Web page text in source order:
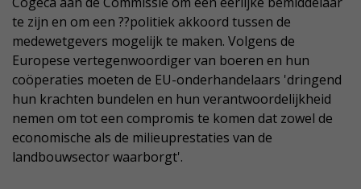
te zijn en om een ??politiek akkoord tussen de
medewetgevers mogelijk te maken. Volgens de
Europese vertegenwoordiger van boeren en hun
coöperaties moeten de EU-onderhandelaars 'dringend
hun krachten bundelen en hun verantwoordelijkheid
nemen om tot een compromis te komen dat zowel de
economische als de milieuprestaties van de
landbouwsector waarborgt'.